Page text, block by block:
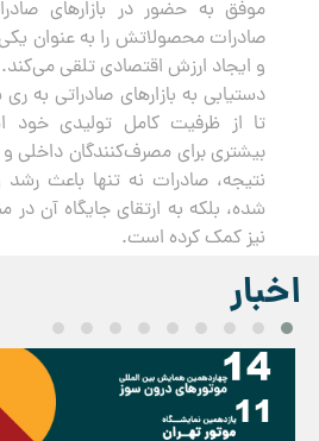
موفق به حضور در بازارهای
صادرات محصولاتش را به عنوان یکی
و ایجاد ارزش اقتصادی تلقی می‌کند.
دستیابی به بازارهای صادراتی به
تا از ظرفیت کامل تولیدی خود
بیشتری برای مصرف‌کنندگان داخلی
نتیجه، صادرات نه تنها باعث
شده، بلکه به ارتقای جایگاه آن
نیز کمک کرده است.
اخبار